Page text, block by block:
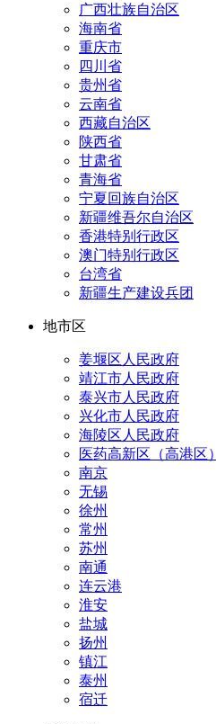
广西壮族自治区
海南省
重庆市
四川省
贵州省
云南省
西藏自治区
陕西省
甘肃省
青海省
宁夏回族自治区
新疆维吾尔自治区
香港特别行政区
澳门特别行政区
台湾省
新疆生产建设兵团
地市区
姜堰区人民政府
靖江市人民政府
泰兴市人民政府
兴化市人民政府
海陵区人民政府
医药高新区（高港区）
南京
无锡
徐州
常州
苏州
南通
连云港
淮安
盐城
扬州
镇江
泰州
宿迁